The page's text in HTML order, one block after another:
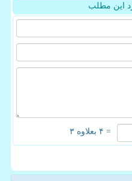
این مطلب
= ۴ بعلاوه ۳